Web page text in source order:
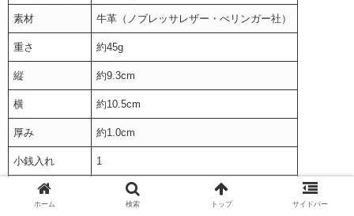
素材 牛革（ノブレッサレザー・ぺリンガー社）
重さ 約45g
縦 約9.3cm
横 約10.5cm
厚み 約1.0cm
小銭入れ 1
札入れ
ホーム 検索 トップ サイドバー